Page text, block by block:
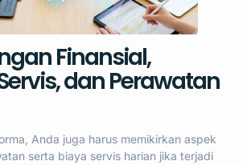
Finansial,
dan Perawatan
Anda juga harus memikirkan aspek
serta biaya servis harian jika terjadi